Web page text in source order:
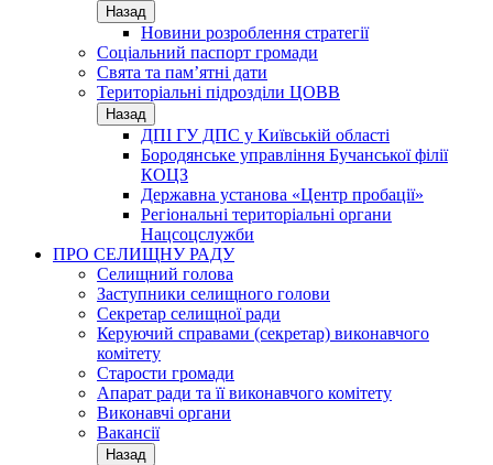
Назад
Новини розроблення стратегії
Соціальний паспорт громади
Свята та пам’ятні дати
Територіальні підрозділи ЦОВВ
Назад
ДПІ ГУ ДПС у Київській області
Бородянське управління Бучанської філії
КОЦЗ
Державна установа «Центр пробації»
Регіональні територіальні органи
Нацсоцслужби
ПРО СЕЛИЩНУ РАДУ
Селищний голова
Заступники селищного голови
Секретар селищної ради
Керуючий справами (секретар) виконавчого
комітету
Старости громади
Апарат ради та її виконавчого комітету
Виконавчі органи
Вакансії
Назад